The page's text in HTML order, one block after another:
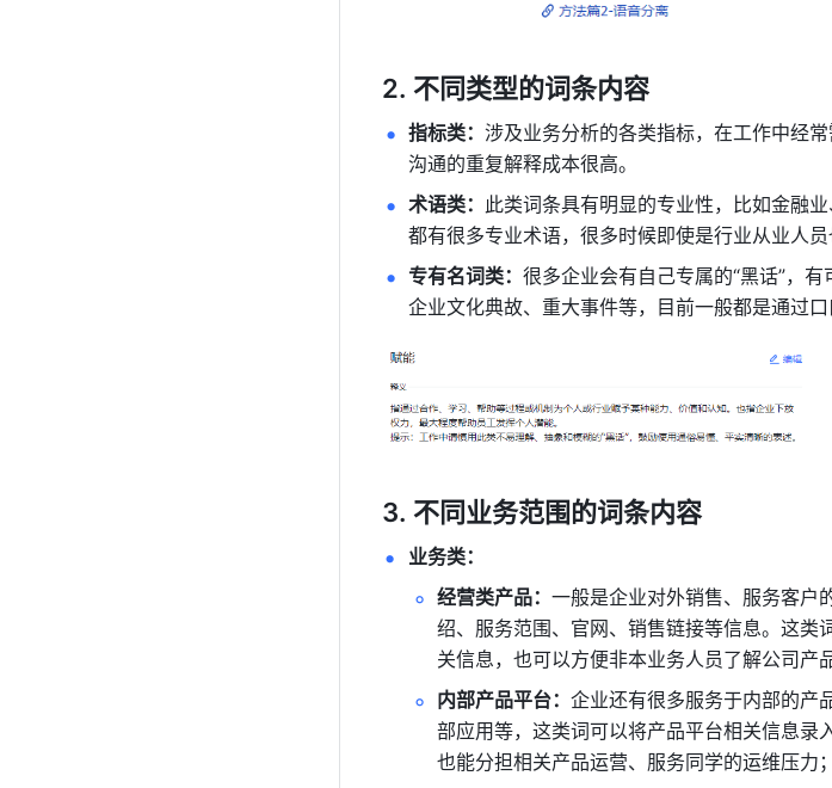
不同类型的词条内容
指标类： 涉及业务分析的各类指标，在工作中经
沟通的重复解释成本很高。
术语类： 此类词条具有明显的专业性，比如金融
都有很多专业术语，很多时候即使是行业从业人
专有名词类： 很多企业会有自己专属的“黑话”，
企业文化典故、重大事件等，目前一般都是通过
不同业务范围的词条内容
业务类：
经营类产品： 一般是企业对外销售、服务客户
绍、服务范围、官网、销售链接等信息。这类
关信息，也可以方便非本业务人员了解公司产
内部产品平台： 企业还有很多服务于内部的产
部应用等，这类词可以将产品平台相关信息录
也能分担相关产品运营、服务同学的运维压力；